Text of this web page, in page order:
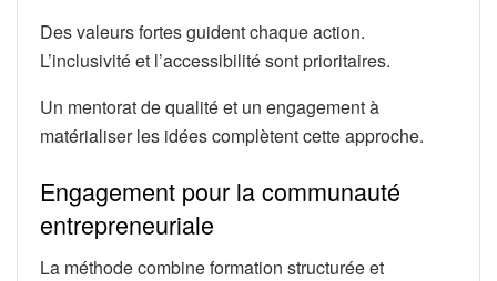
Des valeurs fortes guident chaque action.
L’inclusivité et l’accessibilité sont prioritaires.
Un mentorat de qualité et un engagement à
matérialiser les idées complètent cette approche.
Engagement pour la communauté
entrepreneuriale
La méthode combine formation structurée et